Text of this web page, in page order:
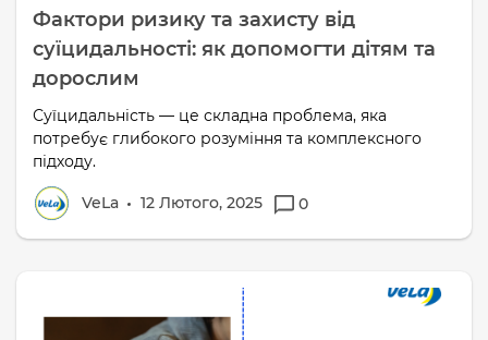
Фактори ризику та захисту від
суїцидальності: як допомогти дітям та
дорослим
Суїцидальність — це складна проблема, яка
потребує глибокого розуміння та комплексного
підходу.
VeLa 12 Лютого, 2025 0